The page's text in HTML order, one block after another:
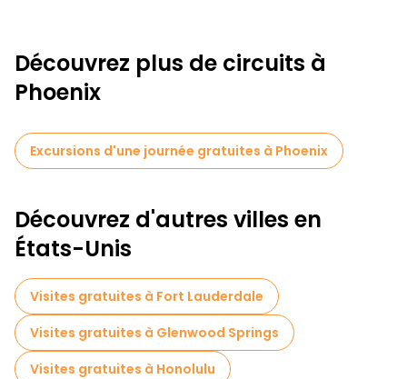
Découvrez plus de circuits à
Phoenix
Excursions d'une journée gratuites à Phoenix
Découvrez d'autres villes en
États-Unis
Visites gratuites à Fort Lauderdale
Visites gratuites à Glenwood Springs
Visites gratuites à Honolulu